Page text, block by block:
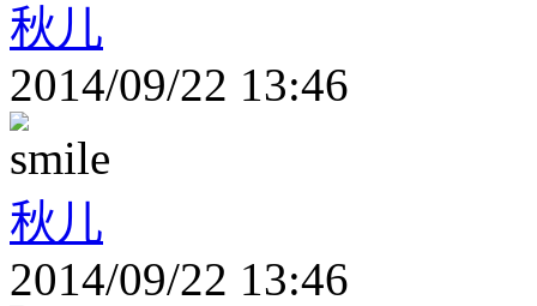
秋儿
2014/09/22 13:46
秋儿
2014/09/22 13:46